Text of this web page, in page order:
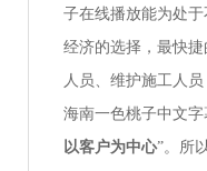
子在线播放能为处于
经济的选择，最快
人员、维护施工人员
海南一色桃子中文
以客户为中心”。